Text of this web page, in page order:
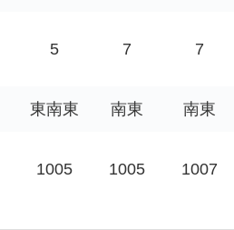
5 7 7
東南東 南東 南東
1005 1005 1007